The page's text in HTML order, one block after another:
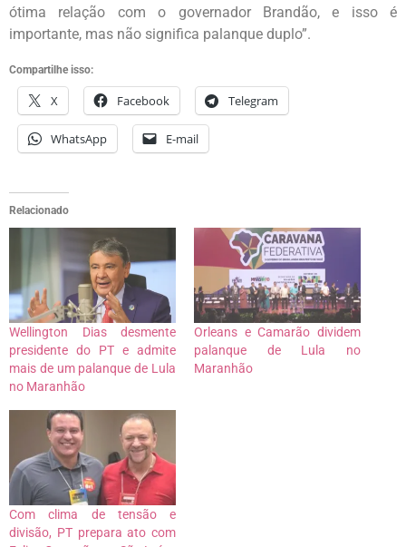
ótima relação com o governador Brandão, e isso é
importante, mas não significa palanque duplo”.
Compartilhe isso:
X Facebook Telegram
WhatsApp E-mail
Relacionado
Wellington Dias desmente
presidente do PT e admite
mais de um palanque de Lula
no Maranhão
Orleans e Camarão dividem
palanque de Lula no
Maranhão
Com clima de tensão e
divisão, PT prepara ato com